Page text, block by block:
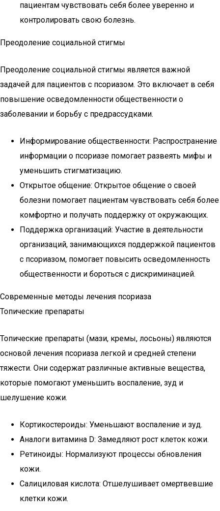
пациентам чувствовать себя более уверенно и
контролировать свою болезнь.
Преодоление социальной стигмы
Преодоление социальной стигмы является важной
задачей для пациентов с псориазом. Это включает в себя
повышение осведомленности общественности о
заболевании и борьбу с предрассудками.
Информирование общественности: Распространение
информации о псориазе помогает развеять мифы и
уменьшить стигматизацию.
Открытое общение: Открытое общение о своей
болезни помогает пациентам чувствовать себя более
комфортно и получать поддержку от окружающих.
Поддержка организаций: Участие в деятельности
организаций, занимающихся поддержкой пациентов
с псориазом, помогает повысить осведомленность
общественности и бороться с дискриминацией.
Современные методы лечения псориаза
Топические препараты
Топические препараты (мази, кремы, лосьоны) являются
основой лечения псориаза легкой и средней степени
тяжести. Они содержат различные активные вещества,
которые помогают уменьшить воспаление, зуд и
шелушение кожи.
Кортикостероиды: Уменьшают воспаление и зуд.
Аналоги витамина D: Замедляют рост клеток кожи.
Ретиноиды: Нормализуют процессы обновления
кожи.
Салициловая кислота: Отшелушивает омертвевшие
клетки кожи.